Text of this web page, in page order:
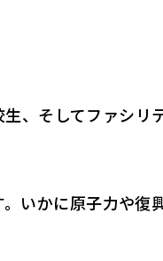
、そしてファシリ
いかに原子力や復